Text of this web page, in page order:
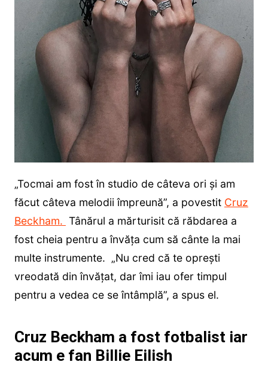
„Tocmai am fost în studio de câteva ori și am
făcut câteva melodii împreună”, a povestit Cruz
Beckham. Tânărul a mărturisit că răbdarea a
fost cheia pentru a învăța cum să cânte la mai
multe instrumente. „Nu cred că te oprești
vreodată din învățat, dar îmi iau ofer timpul
pentru a vedea ce se întâmplă”, a spus el.
Cruz Beckham a fost fotbalist iar
acum e fan Billie Eilish